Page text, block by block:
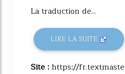
La traduction de...
LIRE LA SUITE
Site :https://